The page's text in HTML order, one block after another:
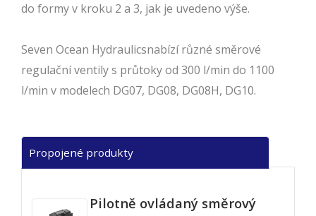
do formy v kroku 2 a 3, jak je uvedeno výše.
Seven Ocean Hydraulicsnabízí různé směrové
regulační ventily s průtoky od 300 l/min do 1100
l/min v modelech DG07, DG08, DG08H, DG10.
Propojené produkty
Pilotně ovládaný směrový